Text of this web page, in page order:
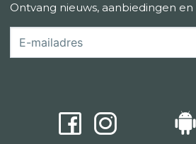
Ontvang nieuws, aanbiedingen